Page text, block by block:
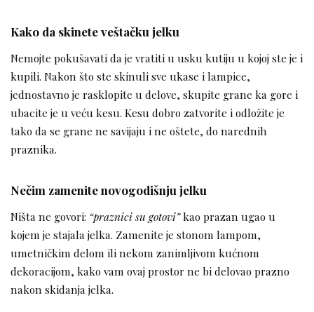
Kako da skinete veštačku jelku
Nemojte pokušavati da je vratiti u usku kutiju u kojoj ste je i
kupili. Nakon što ste skinuli sve ukase i lampice,
jednostavno je rasklopite u delove, skupite grane ka gore i
ubacite je u veću kesu. Kesu dobro zatvorite i odložite je
tako da se grane ne savijaju i ne oštete, do narednih
praznika.
Nečim zamenite novogodišnju jelku
Ništa ne govori: “praznici su gotovi”kao prazan ugao u
kojem je stajala jelka. Zamenite je stonom lampom,
umetničkim delom ili nekom zanimljivom kućnom
dekoracijom, kako vam ovaj prostor ne bi delovao prazno
nakon skidanja jelka.